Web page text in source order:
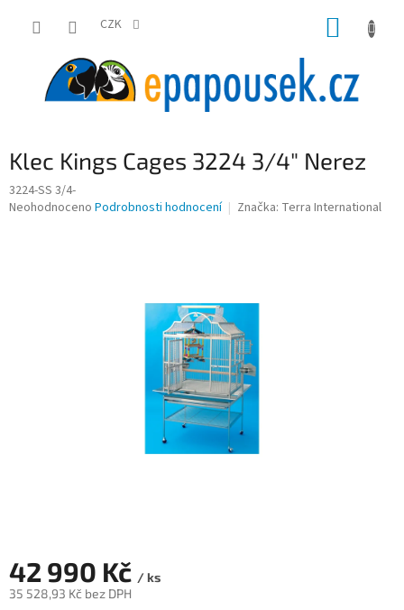
CZK
Klec Kings Cages 3224 3/4" Nerez
3224-SS 3/4-
Průměrné
Neohodnoceno Podrobnosti hodnocení Značka: Terra International
42 990 Kč / ks
35 528,93 Kč bez DPH